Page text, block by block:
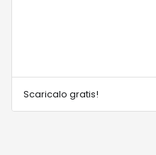
Scaricalo gratis!